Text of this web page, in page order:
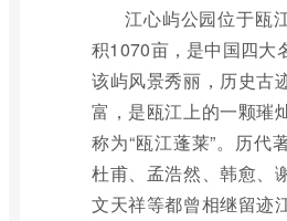
江心屿公园位于瓯
积1070亩，是中国四大
该屿风景秀丽，历史古
富，是瓯江上的一颗璀
称为“瓯江蓬莱”。历代
杜甫、孟浩然、韩愈、
文天祥等都曾相继留迹